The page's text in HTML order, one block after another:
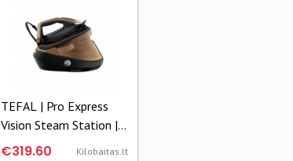
TEFAL | Pro Express
Vision Steam Station |
GV9820 | 3000 W | 1.2
€319.60 Kilobaitas.lt